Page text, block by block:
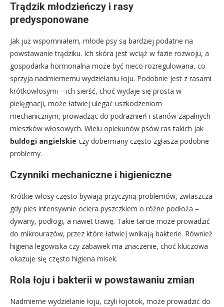
Trądzik młodzieńczy i rasy
predysponowane
Jak już wspomniałem, młode psy są bardziej podatne na
powstawanie trądziku. Ich skóra jest wciąż w fazie rozwoju, a
gospodarka hormonalna może być nieco rozregulowana, co
sprzyja nadmiernemu wydzielaniu łoju. Podobnie jest z rasami
krótkowłosymi – ich sierść, choć wydaje się prosta w
pielęgnacji, może łatwiej ulegać uszkodzeniom
mechanicznym, prowadząc do podrażnień i stanów zapalnych
mieszków włosowych. Wielu opiekunów psów ras takich jak
buldogi angielskie czy dobermany często zgłasza podobne
problemy.
Czynniki mechaniczne i higieniczne
Krótkie włosy często bywają przyczyną problemów, zwłaszcza
gdy pies intensywnie ociera pyszczkiem o różne podłoża –
dywany, podłogi, a nawet trawę. Takie tarcie może prowadzić
do mikrourazów, przez które łatwiej wnikają bakterie. Również
higiena legowiska czy zabawek ma znaczenie, choć kluczowa
okazuje się często higiena misek.
Rola łoju i bakterii w powstawaniu zmian
Nadmierne wydzielanie łoju, czyli łojotok, może prowadzić do